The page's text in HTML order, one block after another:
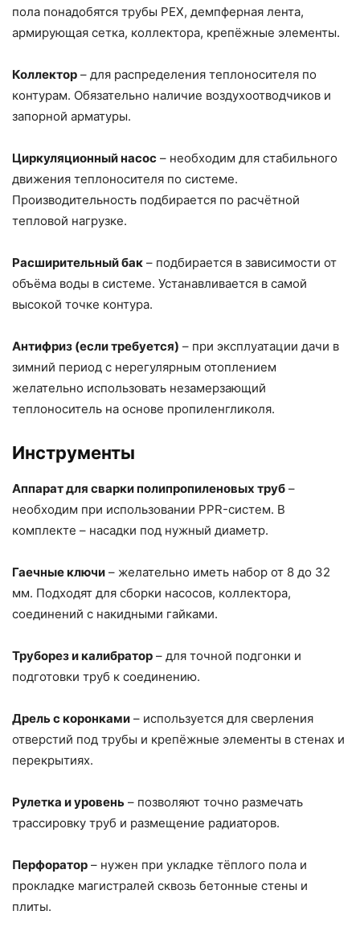
пола понадобятся трубы PEX, демпферная лента,
армирующая сетка, коллектора, крепёжные элементы.
Коллектор – для распределения теплоносителя по
контурам. Обязательно наличие воздухоотводчиков и
запорной арматуры.
Циркуляционный насос – необходим для стабильного
движения теплоносителя по системе.
Производительность подбирается по расчётной
тепловой нагрузке.
Расширительный бак – подбирается в зависимости от
объёма воды в системе. Устанавливается в самой
высокой точке контура.
Антифриз (если требуется) – при эксплуатации дачи в
зимний период с нерегулярным отоплением
желательно использовать незамерзающий
теплоноситель на основе пропиленгликоля.
Инструменты
Аппарат для сварки полипропиленовых труб –
необходим при использовании PPR-систем. В
комплекте – насадки под нужный диаметр.
Гаечные ключи – желательно иметь набор от 8 до 32
мм. Подходят для сборки насосов, коллектора,
соединений с накидными гайками.
Труборез и калибратор – для точной подгонки и
подготовки труб к соединению.
Дрель с коронками – используется для сверления
отверстий под трубы и крепёжные элементы в стенах и
перекрытиях.
Рулетка и уровень – позволяют точно размечать
трассировку труб и размещение радиаторов.
Перфоратор – нужен при укладке тёплого пола и
прокладке магистралей сквозь бетонные стены и
плиты.